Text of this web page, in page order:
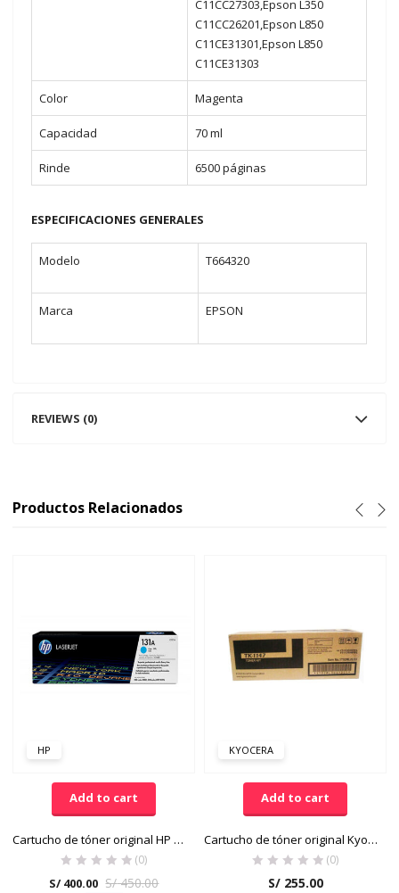
C11CC27303,Epson L350
C11CC26201,Epson L850
C11CE31301,Epson L850
C11CE31303
Color Magenta
Capacidad 70 ml
Rinde 6500 páginas
ESPECIFICACIONES GENERALES
Modelo T664320
Marca EPSON
REVIEWS (0)
Productos Relacionados
HP
Add to cart
Cartucho de tóner original HP LaserJet 131A Cian
(0)
S/400.00 S/450.00
KYOCERA
Add to cart
Cartucho de tóner original Kyocera TK-1147 Negro
(0)
S/255.00